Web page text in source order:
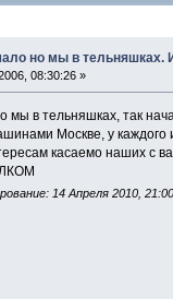
но мы в тельняшках.
08:30:26 »
мы в тельняшках, так
Москве, у каждого
касаемо наших с
14 Апреля 2010,